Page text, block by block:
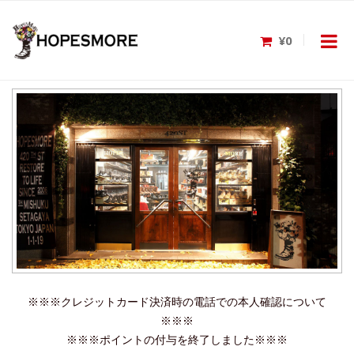
¥0
※※※クレジットカード決済時の電話での本人確認について
※※※
※※※ポイントの付与を終了しました※※※